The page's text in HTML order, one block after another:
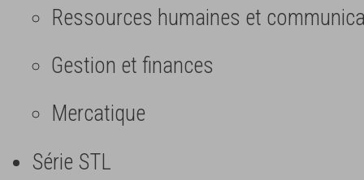
Ressources humaines et
Gestion et finances
Mercatique
Série STL